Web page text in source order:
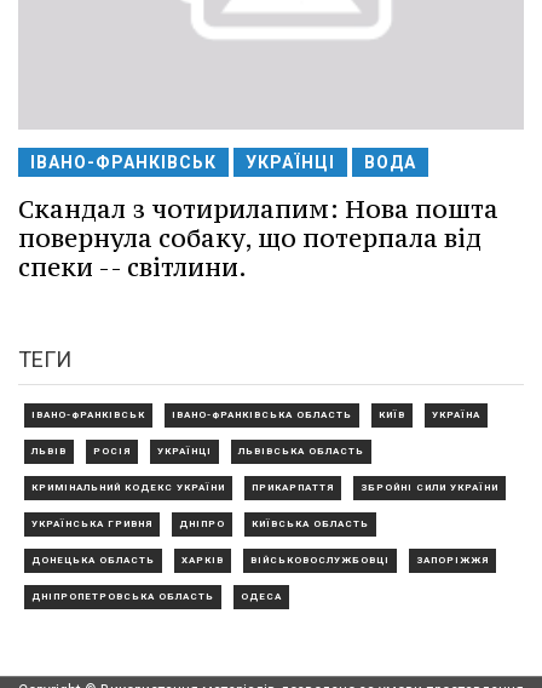
ІВАНО-ФРАНКІВСЬК УКРАЇНЦІ ВОДА
Скандал з чотирилапим: Нова пошта
повернула собаку, що потерпала від
спеки -- світлини.
ТЕГИ
ІВАНО-ФРАНКІВСЬК ІВАНО-ФРАНКІВСЬКА ОБЛАСТЬ КИЇВ УКРАЇНА
ЛЬВІВ РОСІЯ УКРАЇНЦІ ЛЬВІВСЬКА ОБЛАСТЬ
КРИМІНАЛЬНИЙ КОДЕКС УКРАЇНИ ПРИКАРПАТТЯ ЗБРОЙНІ СИЛИ УКРАЇНИ
УКРАЇНСЬКА ГРИВНЯ ДНІПРО КИЇВСЬКА ОБЛАСТЬ
ДОНЕЦЬКА ОБЛАСТЬ ХАРКІВ ВІЙСЬКОВОСЛУЖБОВЦІ ЗАПОРІЖЖЯ
ДНІПРОПЕТРОВСЬКА ОБЛАСТЬ ОДЕСА